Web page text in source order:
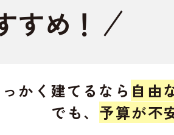
すめ！
かく建てるなら 自由
でも、 予算が不